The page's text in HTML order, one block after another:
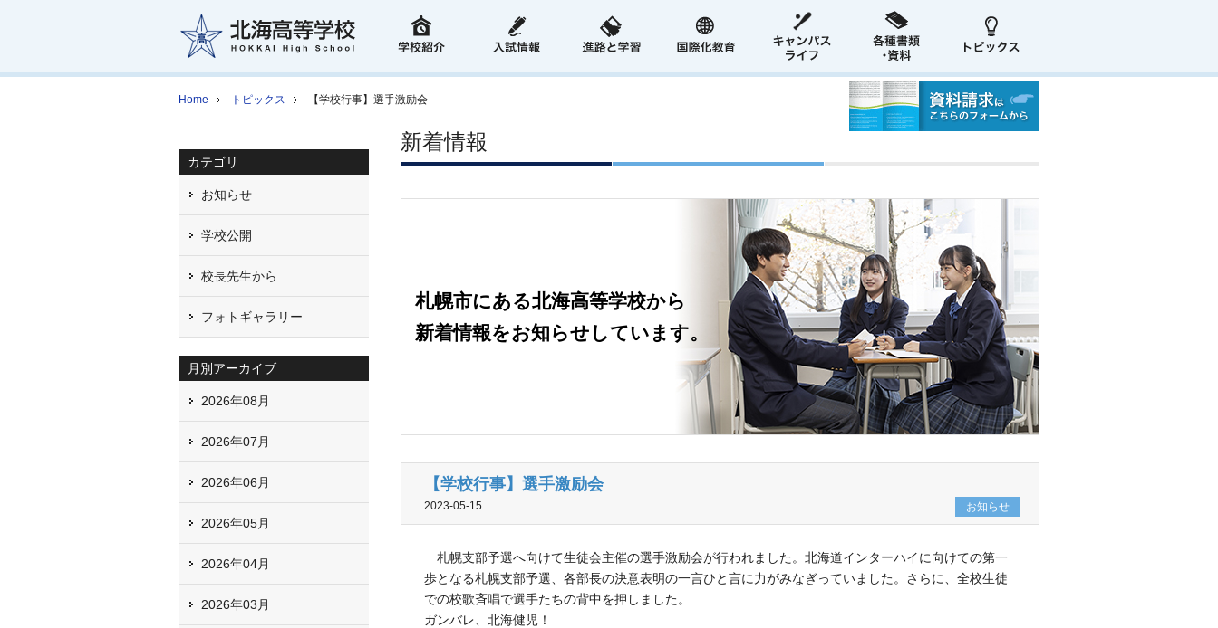
Home トピックス 【学校行事】選手激励会
新着情報
札幌市にある北海高等学校から
新着情報をお知らせしています。
【学校行事】選手激励会
2023-05-15 お知らせ
札幌支部予選へ向けて生徒会主催の選手激励会が行われました。北海道インターハイに向けての第一
歩となる札幌支部予選、各部長の決意表明の一言ひと言に力がみなぎっていました。さらに、全校生徒
での校歌斉唱で選手たちの背中を押しました。
ガンバレ、北海健児！
カテゴリ
お知らせ
学校公開
校長先生から
フォトギャラリー
月別アーカイブ
2026年08月
2026年07月
2026年06月
2026年05月
2026年04月
2026年03月